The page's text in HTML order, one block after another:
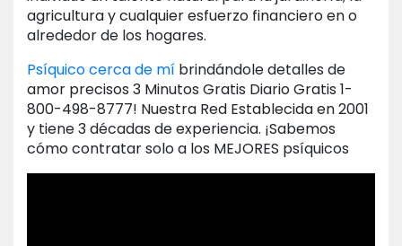
agricultura y cualquier esfuerzo financiero en o
alrededor de los hogares.
Psíquico cerca de mí brindándole detalles de
amor precisos 3 Minutos Gratis Diario Gratis 1-
800-498-8777! Nuestra Red Establecida en 2001
y tiene 3 décadas de experiencia. ¡Sabemos
cómo contratar solo a los MEJORES psíquicos